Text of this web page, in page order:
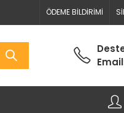
ÖDEME BILDIRIMI